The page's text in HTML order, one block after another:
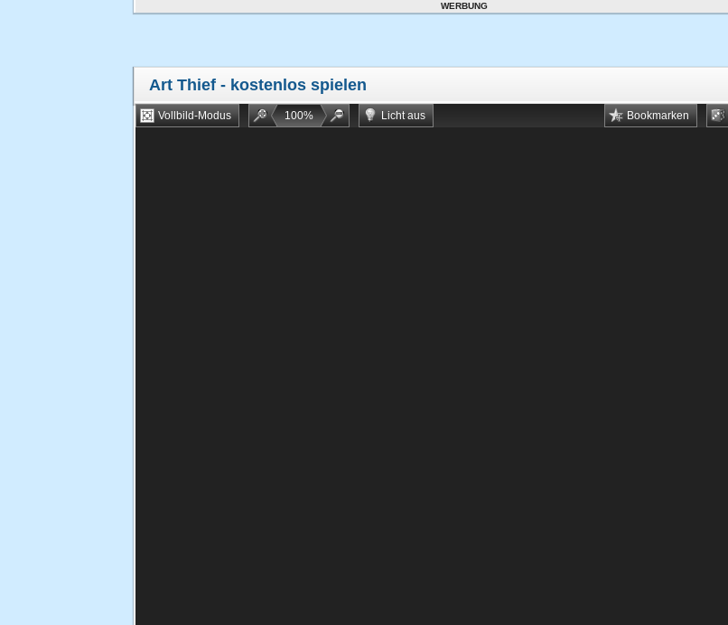
WERBUNG
Art Thief - kostenlos spielen
Vollbild-Modus 100% Licht aus Bookmarken